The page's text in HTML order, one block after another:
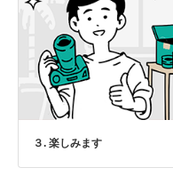
３. 楽しみます